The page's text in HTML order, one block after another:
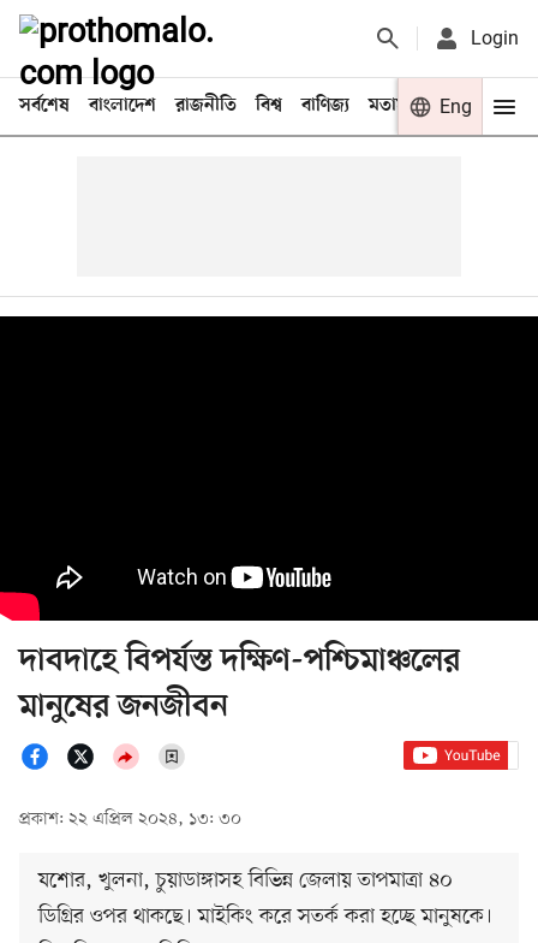
Login
সর্বশেষ বাংলাদেশ রাজনীতি বিশ্ব বাণিজ্য মতামত খেলা
Eng
দাবদাহে বিপর্যস্ত দক্ষিণ-পশ্চিমাঞ্চলের
মানুষের জনজীবন
প্রকাশ: ২২ এপ্রিল ২০২৪, ১৩: ৩০
যশোর, খুলনা, চুয়াডাঙ্গাসহ বিভিন্ন জেলায় তাপমাত্রা ৪০
ডিগ্রির ওপর থাকছে। মাইকিং করে সতর্ক করা হচ্ছে মানুষকে।